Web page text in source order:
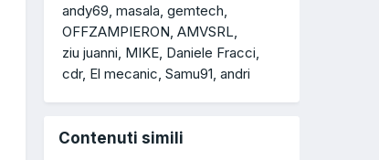
andy69 masala gemtech
OFFZAMPIERON AMVSRL
ziu juanni MIKE Daniele Fracci
cdr El mecanic Samu91 andri
Contenuti simili